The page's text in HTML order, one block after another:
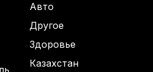
Авто
Другое
Здоровье
Казахстан